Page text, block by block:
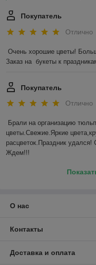
Покупатель
Отлично
Очень хорошие цветы!
Заказ на  букеты к
Покупатель
Отлично
Брали на организацию
цветы.Свежие.Яркие
расцветок.Праздник удался!
Ждем!!!
О нас
Контакты
Доставка и оплата